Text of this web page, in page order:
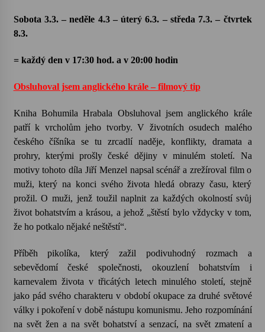
Pozvánka na integrační festival Quijotova
Jenakaši
Votavžatský ploty
23. 7. 2026
Letní koncerty ve Stromovce: Rufus Miller
22. 7. 2026
17. 7. 2026
Ozvěny prázdnin
14. 7. 2026
Sobota 3.3. – neděle 4.3 – úterý 6.3. – středa 7.3. – čtvrtek
8.3.
= každý den v 17:30 hod. a v 20:00 hodin
Obsluhoval jsem anglického krále – filmový tip
Kniha Bohumila Hrabala Obsluhoval jsem anglického krále
patří k vrcholům jeho tvorby. V životních osudech malého
českého číšníka se tu zrcadlí naděje, konflikty, dramata a
prohry, kterými prošly české dějiny v minulém století. Na
motivy tohoto díla Jiří Menzel napsal scénář a zrežíroval film o
muži, který na konci svého života hledá obrazy času, který
prožil. O muži, jenž toužil naplnit za každých okolností svůj
život bohatstvím a krásou, a jehož „štěstí bylo vždycky v tom,
že ho potkalo nějaké neštěstí“.
Příběh pikolíka, který zažil podivuhodný rozmach a
sebevědomí české společnosti, okouzlení bohatstvím i
karnevalem života v třicátých letech minulého století, stejně
jako pád svého charakteru v období okupace za druhé světové
války i pokoření v době nástupu komunismu. Jeho rozpomínání
na svět žen a na svět bohatství a senzací, na svět zmatení a